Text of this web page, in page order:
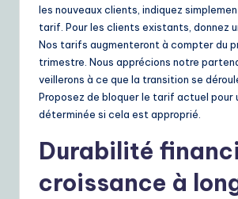
les nouveaux clients, indiquez
tarif. Pour les clients existants, donnez
Nos tarifs augmenteront à compter du
trimestre. Nous apprécions notre
veillerons à ce que la transition se
Proposez de bloquer le tarif actuel pour
déterminée si cela est approprié.
Durabilité
croissance à